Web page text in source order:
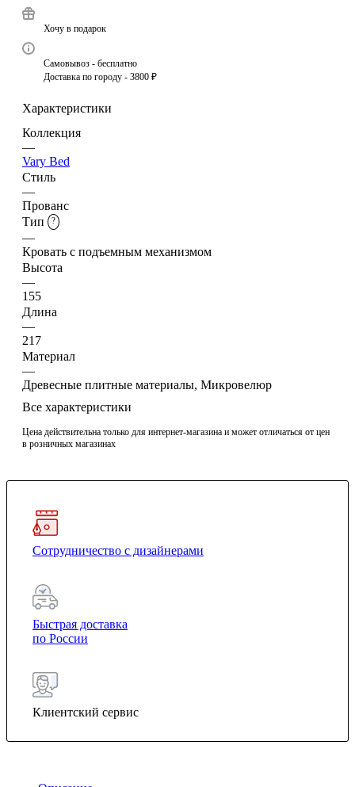
Хочу в подарок
Самовывоз - бесплатно
Доставка по городу - 3800 ₽
Характеристики
Коллекция
—
Vary Bed
Стиль
—
Прованс
Тип
?
—
Кровать с подъемным механизмом
Высота
—
155
Длина
—
217
Материал
—
Древесные плитные материалы, Микровелюр
Все характеристики
Цена действительна только для интернет-магазина и может отличаться от цен
в розничных магазинах
Сотрудничество с дизайнерами
Быстрая доставка
по России
Клиентский сервис